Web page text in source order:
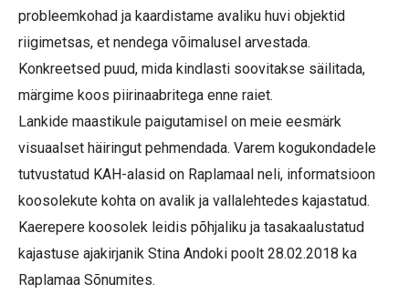
probleemkohad ja kaardistame avaliku huvi objektid
riigimetsas, et nendega võimalusel arvestada.
Konkreetsed puud, mida kindlasti soovitakse säilitada,
märgime koos piirinaabritega enne raiet.
Lankide maastikule paigutamisel on meie eesmärk
visuaalset häiringut pehmendada. Varem kogukondadele
tutvustatud KAH-alasid on Raplamaal neli, informatsioon
koosolekute kohta on avalik ja vallalehtedes kajastatud.
Kaerepere koosolek leidis põhjaliku ja tasakaalustatud
kajastuse ajakirjanik Stina Andoki poolt 28.02.2018 ka
Raplamaa Sõnumites.